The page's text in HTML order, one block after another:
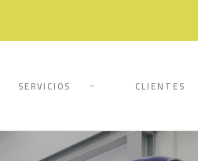
SERVICIOS CLIENTES